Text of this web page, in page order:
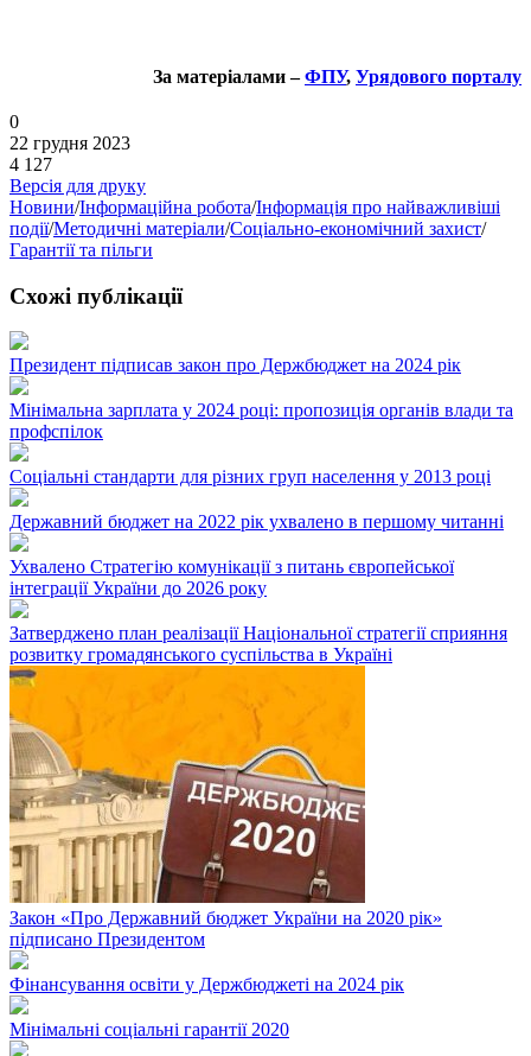
За матеріалами –ФПУ, Урядового порталу
0
22 грудня 2023
4 127
Версія для друку
Новини/Інформаційна робота/Інформація про найважливіші
події/Методичні матеріали/Соціально-економічний захист/
Гарантії та пільги
Схожі публікації
Президент підписав закон про Держбюджет на 2024 рік
Мінімальна зарплата у 2024 році: пропозиція органів влади та
профспілок
Соціальні стандарти для різних груп населення у 2013 році
Державний бюджет на 2022 рік ухвалено в першому читанні
Ухвалено Стратегію комунікації з питань європейської
інтеграції України до 2026 року
Затверджено план реалізації Національної стратегії сприяння
розвитку громадянського суспільства в Україні
Закон «Про Державний бюджет України на 2020 рік»
підписано Президентом
Фінансування освіти у Держбюджеті на 2024 рік
Мінімальні соціальні гарантії 2020